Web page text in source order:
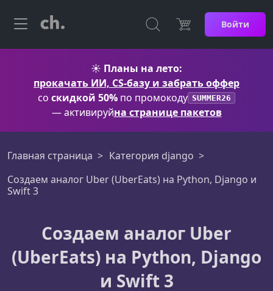
Войти
☀️ Планы на лето:
прокачать ИИ, CS-базу и забрать оффер
со скидкой 50% по промокоду SUMMER26
— активируйна странице пакетов
Главная страница
Категория django
Создаем аналог Uber (UberEats) на Python, Django и
Swift 3
Создаем аналог Uber
(UberEats) на Python, Django
и Swift 3